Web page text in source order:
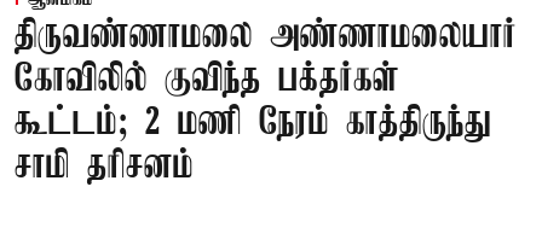
திருவண்ணாமலை அண்ணாமலையார்
கோவிலில் குவிந்த பக்தர்கள்
கூட்டம்; 2 மணி நேரம் காத்திருந்து
சாமி தரிசனம்